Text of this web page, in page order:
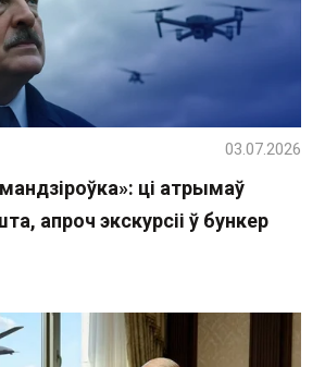
ці атрымаў
апроч экскурсіі ў бункер
03.07.2026